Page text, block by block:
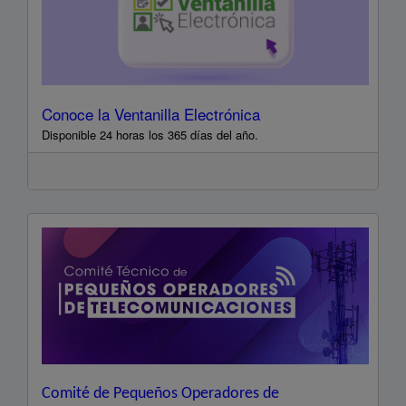
Conoce la Ventanilla Electrónica
Disponible 24 horas los 365 días del año.
Electrónica.
Disponible
horas
año.
Comité de Pequeños Operadores de